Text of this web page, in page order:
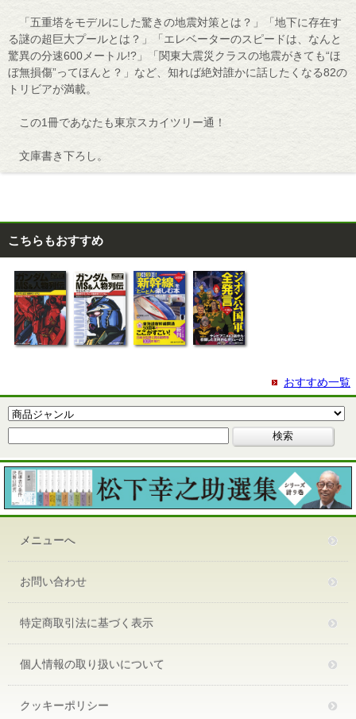
「五重塔をモデルにした驚きの地震対策とは？」「地下に存在す
る謎の超巨大プールとは？」「エレベーターのスピードは、なんと
驚異の分速600メートル!?」「関東大震災クラスの地震がきても“ほ
ぼ無損傷”ってほんと？」など、知れば絶対誰かに話したくなる82の
トリビアが満載。
この1冊であなたも東京スカイツリー通！
文庫書き下ろし。
こちらもおすすめ
おすすめ一覧
メニューへ
お問い合わせ
特定商取引法に基づく表示
個人情報の取り扱いについて
クッキーポリシー